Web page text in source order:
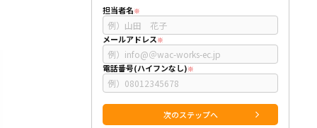
担当者名
メールアドレス
電話番号(ハイフンなし)